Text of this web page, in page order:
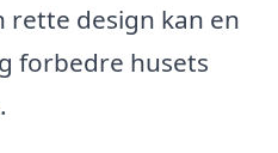
rette design kan en
forbedre husets